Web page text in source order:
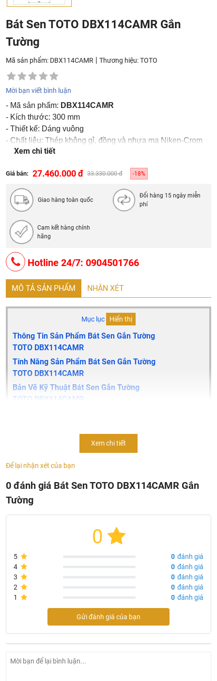
Bát Sen TOTO DBX114CAMR Gắn
Tường
Mã sản phẩm: DBX114CAMR | Thương hiệu:TOTO
Mời bạn viết bình luận
- Mã sản phẩm: DBX114CAMR
- Kích thước: 300 mm
- Thiết kế: Dáng vuông
- Chất liệu: Thép không gỉ, đồng và nhựa mạ Niken-Crom
- Áp lực nước: 0.05 ~ 0.75 MPa
Xem chi tiết
Giá bán: 27.460.000 đ 33.330.000 đ -18%
Giao hàng toàn quốc
Đổi hàng 15 ngày miễn
phí
Cam kết hàng chính
hãng
Hotline 24/7: 0904501766
MÔ TẢ SẢN PHẨM NHẬN XÉT
Mục lục Hiển thị
Thông Tin Sản Phẩm Bát Sen Gắn Tường
TOTO DBX114CAMR
Tính Năng Sản Phẩm Bát Sen Gắn Tường
TOTO DBX114CAMR
Bản Vẽ Kỹ Thuật Bát Sen Gắn Tường
TOTO DBX114CAMR
- Mã sản phẩm: DBX114CAMR
- Thiết kế: Dáng vuông
- Chất liệu: Thép không gỉ, đồng và nhựa mạ Niken-Crom
Tính năng sản phẩm bát sen gắn tường
- Thiết kế sang trọng hiện đại
- Công nghệ Aerial Pulse hòa trộn bọt khí, tiết kiệm nước
- Lớp mạ bền vững với thời gian
Xem chi tiết
Để lại nhận xét của bạn
0 đánh giá Bát Sen TOTO DBX114CAMR Gắn
Tường
0
5 0 đánh giá
4
0 đánh giá
3
0 đánh giá
2
0 đánh giá
1
0 đánh giá
Gửi đánh giá của bạn